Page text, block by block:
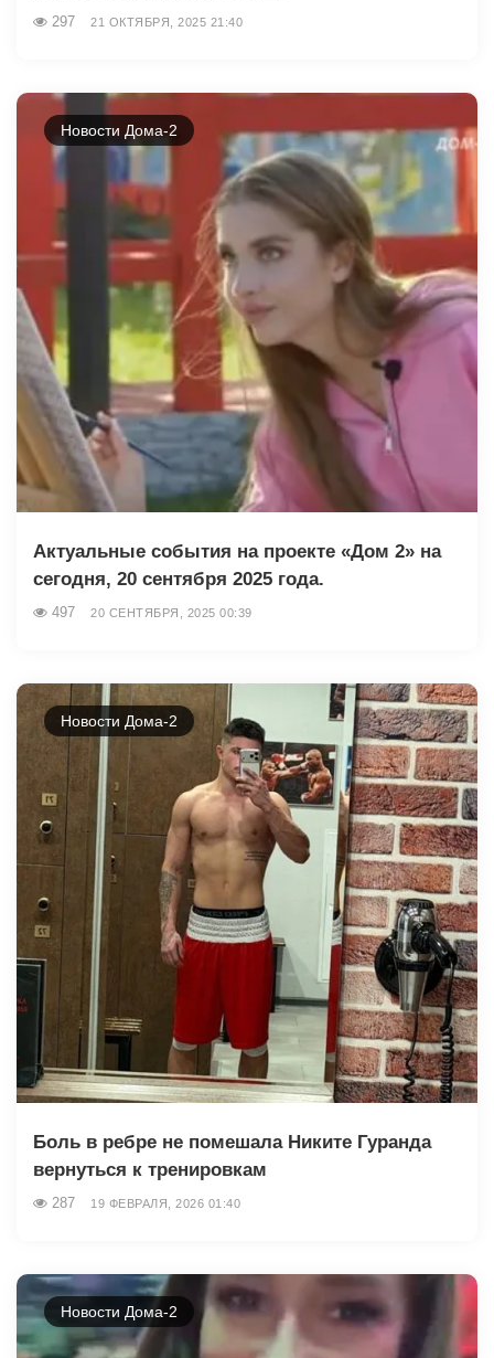
297 21 ОКТЯБРЯ, 2025 21:40
Новости Дома-2
Актуальные события на проекте «Дом 2» на
сегодня, 20 сентября 2025 года.
497 20 СЕНТЯБРЯ, 2025 00:39
Новости Дома-2
Боль в ребре не помешала Никите Гуранда
вернуться к тренировкам
287 19 ФЕВРАЛЯ, 2026 01:40
Новости Дома-2